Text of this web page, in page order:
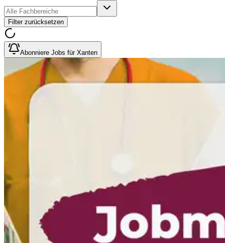
Filter zurücksetzen
Abonniere Jobs für Xanten